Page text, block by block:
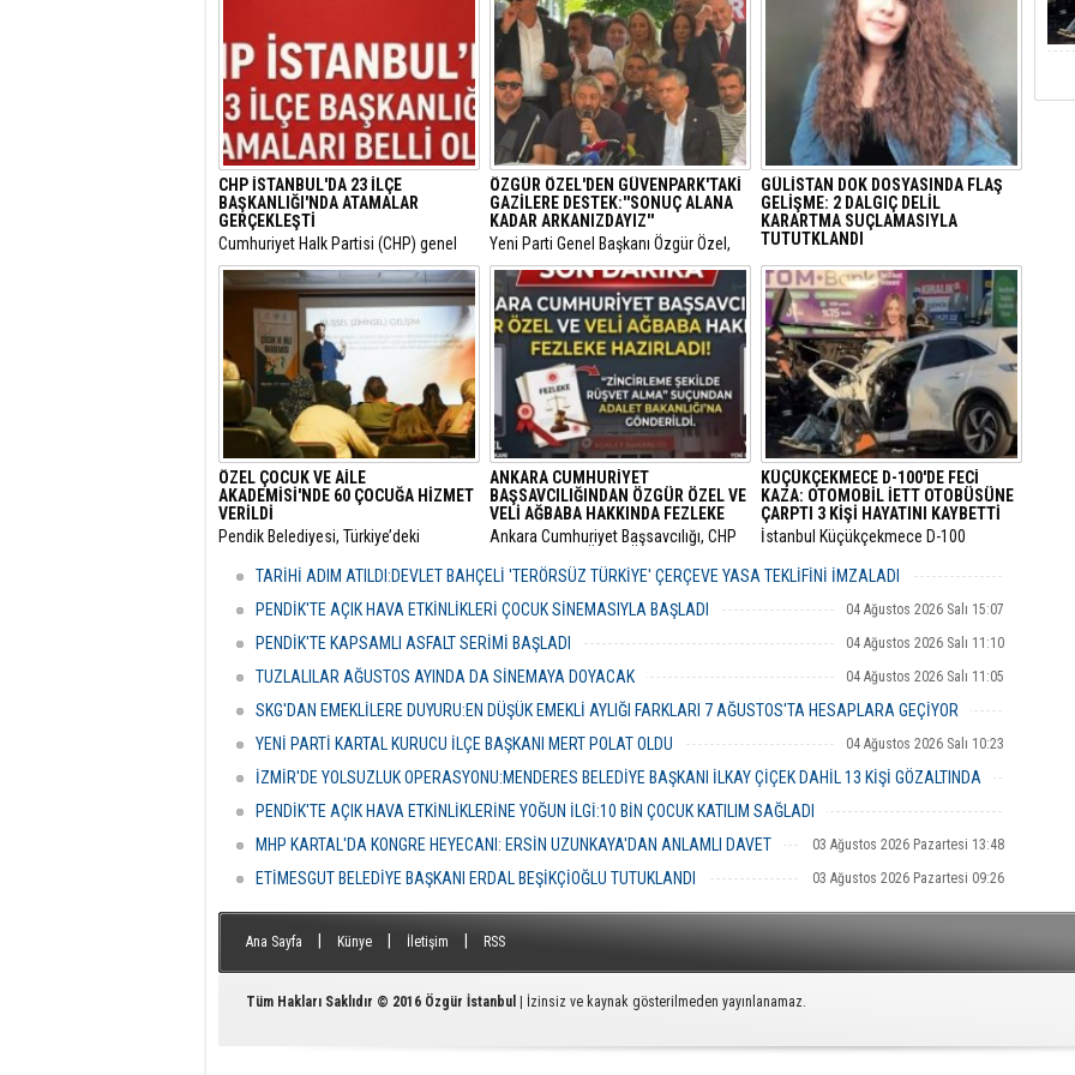
CHP İSTANBUL'DA 23 İLÇE
BAŞKANLIĞI'NDA ATAMALAR
GERÇEKLEŞTİ
​Cumhuriyet Halk Partisi (CHP) genel
merkezinin son haftalarda örgüt
bünyesinde hayata geçirdiği görevden
alma ve yapılanma kararlarının
ardından gözler İstanbul il teşkilatına
çevrilmişti.
ÖZGÜR ÖZEL'DEN GÜVENPARK'TAKİ
GAZİLERE DESTEK:''SONUÇ ALANA
KADAR ARKANIZDAYIZ''
​Yeni Parti Genel Başkanı Özgür Özel,
Ankara Güvenpark’ta eylemlerini
sürdüren şehit yakınları ve gazileri
ziyaret ederek destek mesajı verdi.
GÜLİSTAN DOK DOSYASINDA FLAŞ
GELİŞME: 2 DALGIÇ DELİL
KARARTMA SUÇLAMASIYLA
TUTUTKLANDI
​Tunceli’de 5 Ocak 2020’de kaybolan
Munzur Üniversitesi öğrencisi Gülistan
Doku (21) soruşturmasında sıcak bir
gelişme yaşandı.
ÖZEL ÇOCUK VE AİLE
AKADEMİSİ'NDE 60 ÇOCUĞA HİZMET
VERİLDİ
Pendik Belediyesi, Türkiye’deki
özelliği taşıyan “Özel Çocuk ve Aile
tamamladı.
ANKARA CUMHURİYET
BAŞSAVCILIĞINDAN ÖZGÜR ÖZEL VE
VELİ AĞBABA HAKKINDA FEZLEKE
​Ankara Cumhuriyet Başsavcılığı, CHP
Malatya Milletvekili Veli Ağbaba
hakkındaki yasal incelemelerin
tamamlandığını ve her iki isim için de
istemiyle fezleke hazırlandığını
KÜÇÜKÇEKMECE D-100'DE FECİ
KAZA: OTOMOBİL İETT OTOBÜSÜNE
ÇARPTI 3 KİŞİ HAYATINI KAYBETTİ
​İstanbul Küçükçekmece D-100
sürücüsünün kimliği henüz tespit
otomobil, önünde seyreden bir İETT
TARİHİ ADIM ATILDI:DEVLET BAHÇELİ 'TERÖRSÜZ TÜRKİYE' ÇERÇEVE YASA TEKLİFİNİ İMZALADI
04 Ağustos 2026 Salı 16:18
PENDİK'TE AÇIK HAVA ETKİNLİKLERİ ÇOCUK SİNEMASIYLA BAŞLADI 04 Ağustos 2026 Salı 15:07
PENDİK'TE KAPSAMLI ASFALT SERİMİ BAŞLADI 04 Ağustos 2026 Salı 11:10
TUZLALILAR AĞUSTOS AYINDA DA SİNEMAYA DOYACAK 04 Ağustos 2026 Salı 11:05
SKG'DAN EMEKLİLERE DUYURU:EN DÜŞÜK EMEKLİ AYLIĞI FARKLARI 7 AĞUSTOS'TA HESAPLARA GEÇİYOR
04 Ağustos 2026 Salı 10:43
YENİ PARTİ KARTAL KURUCU İLÇE BAŞKANI MERT POLAT OLDU 04 Ağustos 2026 Salı 10:23
İZMİR'DE YOLSUZLUK OPERASYONU:MENDERES BELEDİYE BAŞKANI İLKAY ÇİÇEK DAHİL 13 KİŞİ GÖZALTINDA
PENDİK'TE AÇIK HAVA ETKİNLİKLERİNE YOĞUN İLGİ:10 BİN ÇOCUK KATILIM SAĞLADI
03 Ağustos 2026 Pazartesi 16:31
MHP KARTAL'DA KONGRE HEYECANI: ERSİN UZUNKAYA'DAN ANLAMLI DAVET 03 Ağustos 2026 Pazartesi 13:48
ETİMESGUT BELEDİYE BAŞKANI ERDAL BEŞİKÇİOĞLU TUTUKLANDI 03 Ağustos 2026 Pazartesi 09:26
Ana Sayfa Künye İletişim RSS
Tüm Hakları Saklıdır © 2016 Özgür İstanbul | İzinsiz ve kaynak gösterilmeden yayınlanamaz.